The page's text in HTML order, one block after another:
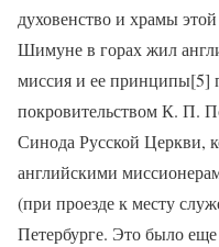
духовенство и храмы
Шимуне в горах жил
миссия и ее принципы[5]
покровительством К. П.
Синода Русской Церкви,
английскими
(при проезде к месту
Петербурге. Это было